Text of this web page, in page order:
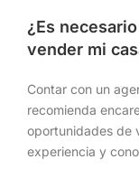
¿Es
vender mi
Contar con un
recomienda
oportunidades de
experiencia y